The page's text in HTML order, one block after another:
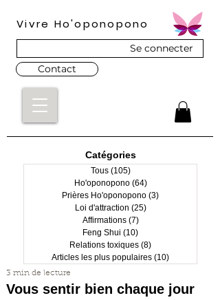
Vivre Ho'oponopono
Se connecter
Contact
Catégories
Tous (105)105 posts
Ho'oponopono (64)64 posts
Prières Ho'oponopono (3)
Loi d'attraction (25)25 posts
Affirmations (7)7 posts
Feng Shui (10)
Relations toxiques (8)
Articles les plus populaires (10)
Vous sentir bien chaque jour
3 min de lecture